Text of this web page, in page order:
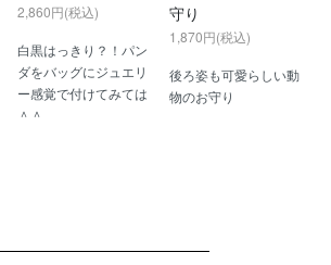
2,860円(税込)
白黒はっきり？！パン
ダをバッグにジュエリ
ー感覚で付けてみては
＾＾
守り
1,870円(税込)
後ろ姿も可愛らしい動
物のお守り